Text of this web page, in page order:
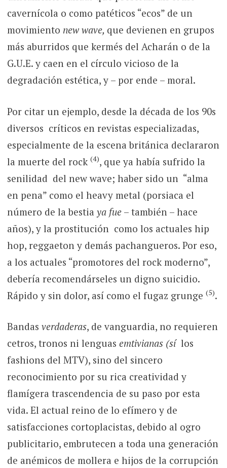
cavernícola o como patéticos “ecos” de un
movimiento new wave, que devienen en grupos
más aburridos que kermés del Acharán o de la
G.U.E. y caen en el círculo vicioso de la
degradación estética, y – por ende – moral.
Por citar un ejemplo, desde la década de los 90s
diversos críticos en revistas especializadas,
especialmente de la escena británica declararon
la muerte del rock (4), que ya había sufrido la
senilidad del new wave; haber sido un “alma
en pena” como el heavy metal (porsiaca el
número de la bestia ya fue– también – hace
años), y la prostitución como los actuales hip
hop, reggaeton y demás pachangueros. Por eso,
a los actuales “promotores del rock moderno”,
debería recomendárseles un digno suicidio.
Rápido y sin dolor, así como el fugaz grunge (5).
Bandas verdaderas, de vanguardia, no requieren
cetros, tronos ni lenguas emtivianas (sí los
fashions del MTV), sino del sincero
reconocimiento por su rica creatividad y
flamígera trascendencia de su paso por esta
vida. El actual reino de lo efímero y de
satisfacciones cortoplacistas, debido al ogro
publicitario, embrutecen a toda una generación
de anémicos de mollera e hijos de la corrupción